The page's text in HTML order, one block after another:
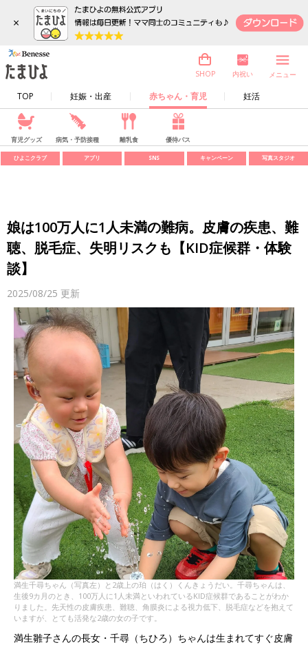
×
TOP 妊娠・出産 赤ちゃん・育児 妊活
SHOP 内祝い メニュー
育児グッズ 病気・予防接種 離乳食 優待パス
ひよこクラブ アプリ SNS キャンペーン 写真スタジオ
娘は100万人に1人未満の難病。皮膚の疾患、難
聴、脱毛症、失明リスクも【KID症候群・体験
談】
2025/08/25 更新
満生千尋ちゃん（写真左）と2歳上の珀（はく）くんきょうだい。千尋ちゃんは、
生後9カ月のとき、100万人に1人未満といわれているKID症候群であることがわか
りました。先天性の皮膚疾患、難聴、角膜炎による視力低下、脱毛症などを抱えて
いますが、とても活発な2歳の女の子です。
満生雛子さんの長女・千尋（ちひろ）ちゃんは生まれてすぐ皮膚